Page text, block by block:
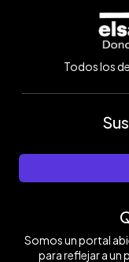
Todos los
Somos un portal
para reflejar a un